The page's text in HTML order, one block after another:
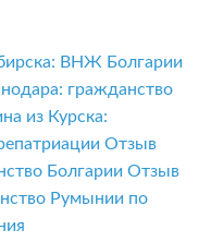
ВНЖ Болгарии
гражданство
из Курска:
Отзыв
Болгарии Отзыв
Румынии по